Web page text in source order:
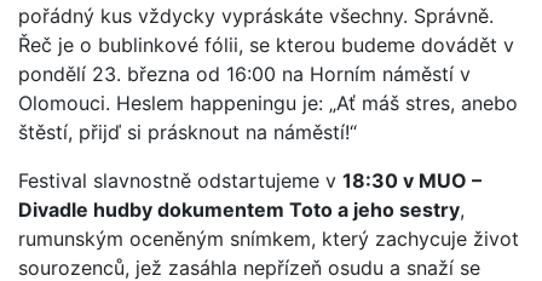
pořádný kus vždycky vypráskáte všechny. Správně.
Řeč je o bublinkové fólii, se kterou budeme dovádět v
pondělí 23. března od 16:00 na Horním náměstí v
Olomouci. Heslem happeningu je: „Ať máš stres, anebo
štěstí, přijď si prásknout na náměstí!“
Festival slavnostně odstartujeme v 18:30 v MUO –
Divadle hudby dokumentem Toto a jeho sestry,
rumunským oceněným snímkem, který zachycuje život
sourozenců, jež zasáhla nepřízeň osudu a snaží se